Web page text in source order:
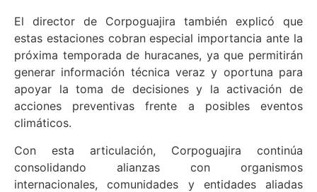
El director de Corpoguajira también explicó que
estas estaciones cobran especial importancia ante la
próxima temporada de huracanes, ya que permitirán
generar información técnica veraz y oportuna para
apoyar la toma de decisiones y la activación de
acciones preventivas frente a posibles eventos
climáticos.
Con esta articulación, Corpoguajira continúa
consolidando alianzas con organismos
internacionales, comunidades y entidades aliadas